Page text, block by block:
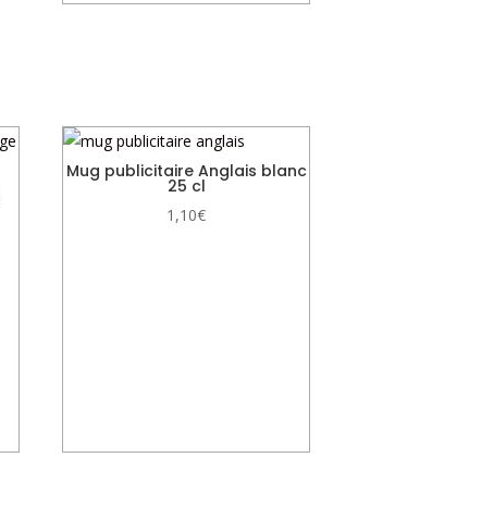
Mug publicitaire Anglais blanc
25 cl
1,10€